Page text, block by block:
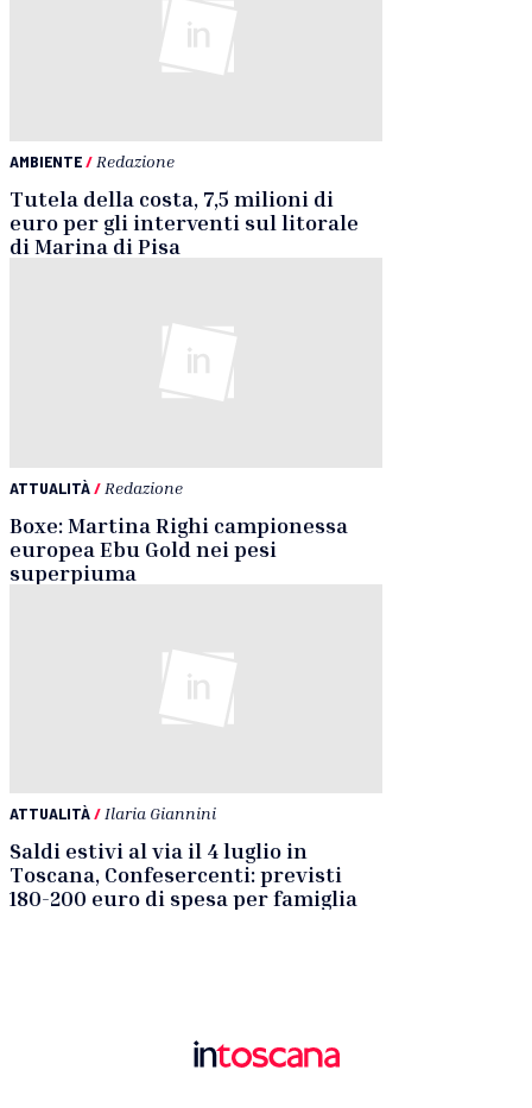
AMBIENTE/ Redazione
Tutela della costa, 7,5 milioni di
euro per gli interventi sul litorale
di Marina di Pisa
ATTUALITÀ/ Redazione
Boxe: Martina Righi campionessa
europea Ebu Gold nei pesi
superpiuma
ATTUALITÀ/ Ilaria Giannini
Saldi estivi al via il 4 luglio in
Toscana, Confesercenti: previsti
180-200 euro di spesa per famiglia